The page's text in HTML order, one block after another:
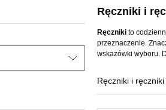
Ręczniki i
Ręczniki to
przeznaczenie.
wskazówki wyboru.
Ręczniki i